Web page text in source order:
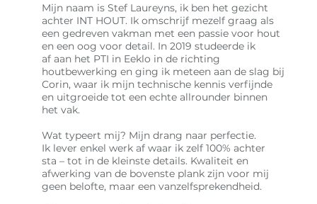
Mijn naam is Stef Laureyns, ik ben het gezicht
achter INT HOUT. Ik omschrijf mezelf graag als
een gedreven vakman met een passie voor hout
en een oog voor detail. In 2019 studeerde ik
af aan het PTI in Eeklo in de richting
houtbewerking en ging ik meteen aan de slag bij
Corin, waar ik mijn technische kennis verfijnde
en uitgroeide tot een echte allrounder binnen
het vak.
Wat typeert mij? Mijn drang naar perfectie.
Ik lever enkel werk af waar ik zelf 100% achter
sta – tot in de kleinste details. Kwaliteit en
afwerking van de bovenste plank zijn voor mij
geen belofte, maar een vanzelfsprekendheid.